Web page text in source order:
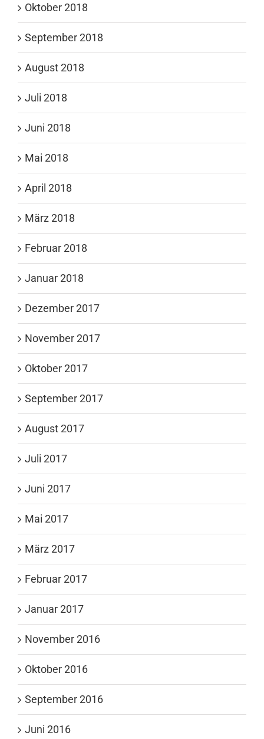
Oktober 2018
September 2018
August 2018
Juli 2018
Juni 2018
Mai 2018
April 2018
März 2018
Februar 2018
Januar 2018
Dezember 2017
November 2017
Oktober 2017
September 2017
August 2017
Juli 2017
Juni 2017
Mai 2017
März 2017
Februar 2017
Januar 2017
November 2016
Oktober 2016
September 2016
Juni 2016